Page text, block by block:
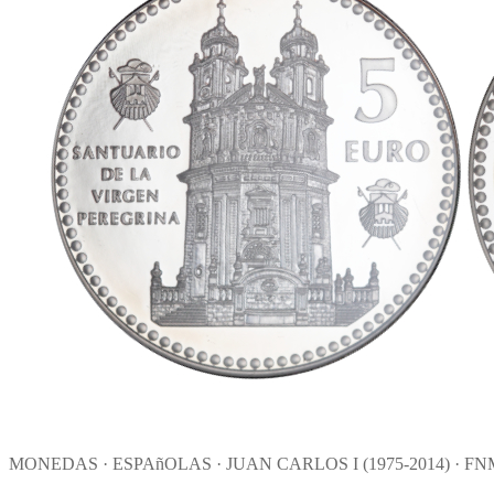
MONEDAS · ESPAñOLAS · JUAN CARLOS I (1975-2014) ·